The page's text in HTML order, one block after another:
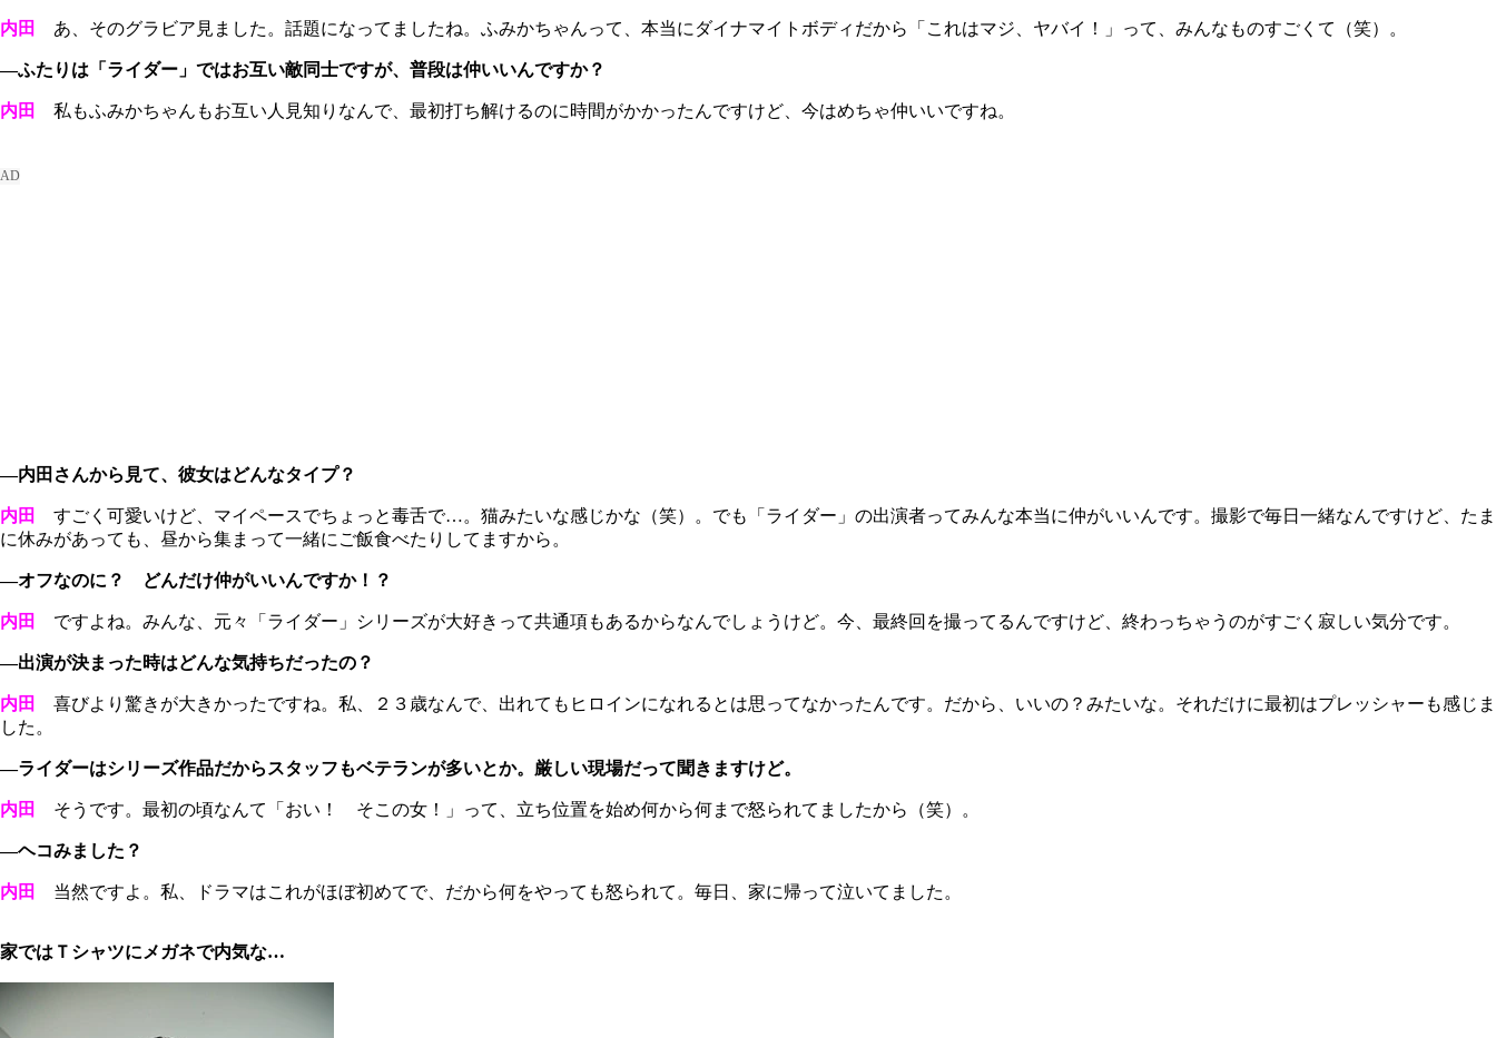
内田 あ、そのグラビア見ました。話題になってましたね。ふみかちゃんって、本当にダイナマイトボディだから「これはマジ、ヤバイ！」って、みんなものすごくて（笑）。
―ふたりは「ライダー」ではお互い敵同士ですが、普段は仲いいんですか？
内田 私もふみかちゃんもお互い人見知りなんで、最初打ち解けるのに時間がかかったんですけど、今はめちゃ仲いいですね。
―内田さんから見て、彼女はどんなタイプ？
内田
すごく可愛いけど、マイペースでちょっと毒舌で…。猫みたいな感じかな（笑）。でも「ライダー」の出演者ってみんな本当に仲がいいんです。撮影で毎日一緒なんですけど、たま
に休みがあっても、昼から集まって一緒にご飯食べたりしてますから。
―オフなのに？ どんだけ仲がいいんですか！？
内田 ですよね。みんな、元々「ライダー」シリーズが大好きって共通項もあるからなんでしょうけど。今、最終回を撮ってるんですけど、終わっちゃうのがすごく寂しい気分です。
―出演が決まった時はどんな気持ちだったの？
内田
喜びより驚きが大きかったですね。私、２３歳なんで、出れてもヒロインになれるとは思ってなかったんです。だから、いいの？みたいな。それだけに最初はプレッシャーも感じま
した。
―ライダーはシリーズ作品だからスタッフもベテランが多いとか。厳しい現場だって聞きますけど。
内田 そうです。最初の頃なんて「おい！ そこの女！」って、立ち位置を始め何から何まで怒られてましたから（笑）。
―ヘコみました？
内田 当然ですよ。私、ドラマはこれがほぼ初めてで、だから何をやっても怒られて。毎日、家に帰って泣いてました。
家ではＴシャツにメガネで内気な…